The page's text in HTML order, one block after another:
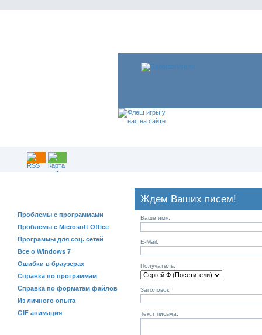
Проблемы с программами
Проблемы с Microsoft Office
Программы для соц. сетей
Все о Windows 7
Ошибки в браузерах
Справка по программам
Справка по форматам файлов
Из личного опыта
GIF анимация
Ждем Ваших писем!
Ваше имя:
E-Mail:
Получатель:
Заголовок:
Текст письма: